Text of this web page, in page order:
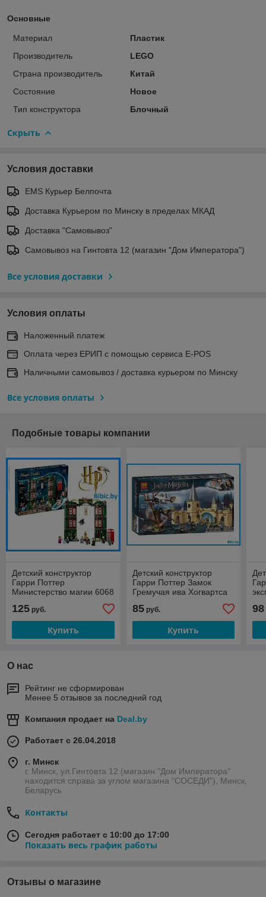
Основные
Материал
Пластик
Производитель
LEGO
Страна производитель
Китай
Состояние
Новое
Тип конструктора
Блочный
Скрыть
Условия доставки
EMS Курьер Белпочта
Доставка Курьером по Минску в пределах МКАД
Доставка "Самовывоз"
Самовывоз на Гинтовта 12 (магазин "Дом Императора")
Все условия доставки
Условия оплаты
Наложенный платеж
Оплата через ЕРИП с помощью сервиса E-POS
Наличными самовывоз / доставка курьером по Минску
Все условия оплаты
Подобные товары компании
Детский конструктор
Гарри Поттер
Министерство магии 6068
Harry Potter серия аналог
лего lego
125 руб.
Купить
Детский конструктор
Гарри Поттер Замок
Гремучая ива Хогвартса
11005 Harry Potter серия
аналог лего lego
85руб.
Купить
98
О нас
Рейтинг не сформирован
Менее 5 отзывов за последний год
Компания продает на Deal.by
Работает с 26.04.2018
г. Минск
г. Минск, ул.Гинтовта 12 (магазин "Дом Императора"
находится справа за углом магазина "СОСЕДИ"), Минск,
Беларусь
Контакты
Сегодня работает с 10:00 до 17:00
Показать весь график работы
Отзывы о магазине